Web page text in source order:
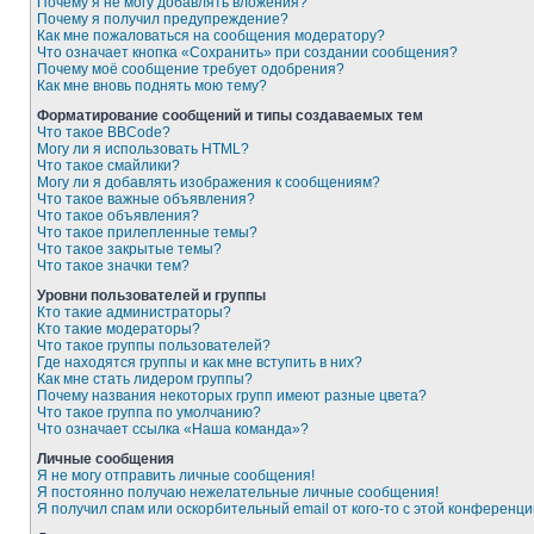
Почему я получил предупреждение?
Как мне пожаловаться на сообщения модератору?
Что означает кнопка «Сохранить» при создании сообщения?
Почему моё сообщение требует одобрения?
Как мне вновь поднять мою тему?
Форматирование сообщений и типы создаваемых тем
Что такое BBCode?
Могу ли я использовать HTML?
Что такое смайлики?
Могу ли я добавлять изображения к сообщениям?
Что такое важные объявления?
Что такое объявления?
Что такое прилепленные темы?
Что такое закрытые темы?
Что такое значки тем?
Уровни пользователей и группы
Кто такие администраторы?
Кто такие модераторы?
Что такое группы пользователей?
Где находятся группы и как мне вступить в них?
Как мне стать лидером группы?
Почему названия некоторых групп имеют разные цвета?
Что такое группа по умолчанию?
Что означает ссылка «Наша команда»?
Личные сообщения
Я не могу отправить личные сообщения!
Я постоянно получаю нежелательные личные сообщения!
Я получил спам или оскорбительный email от кого-то с этой